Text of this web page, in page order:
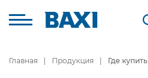
Главная Продукция Где купить